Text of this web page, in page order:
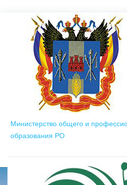
Министерство общего и
образования РО